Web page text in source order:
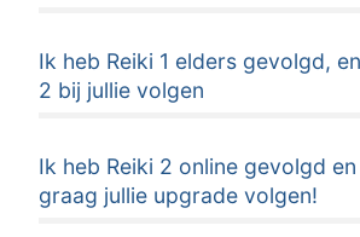
Ik heb Reiki 1 elders gevolgd,
2 bij jullie volgen
Ik heb Reiki 2 online gevolgd
graag jullie upgrade volgen!